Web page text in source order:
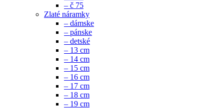
– č 75
Zlaté náramky
– dámske
– pánske
– detské
– 13 cm
– 14 cm
– 15 cm
– 16 cm
– 17 cm
– 18 cm
– 19 cm